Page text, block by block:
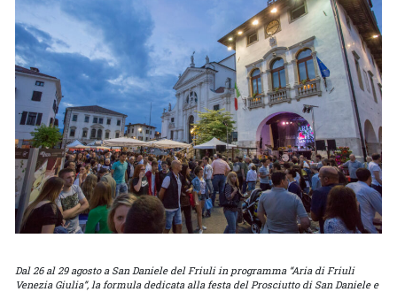
Dal 26 al 29 agosto a San Daniele del Friuli in programma “Aria di Friuli
Venezia Giulia”, la formula dedicata alla festa del Prosciutto di San Daniele e